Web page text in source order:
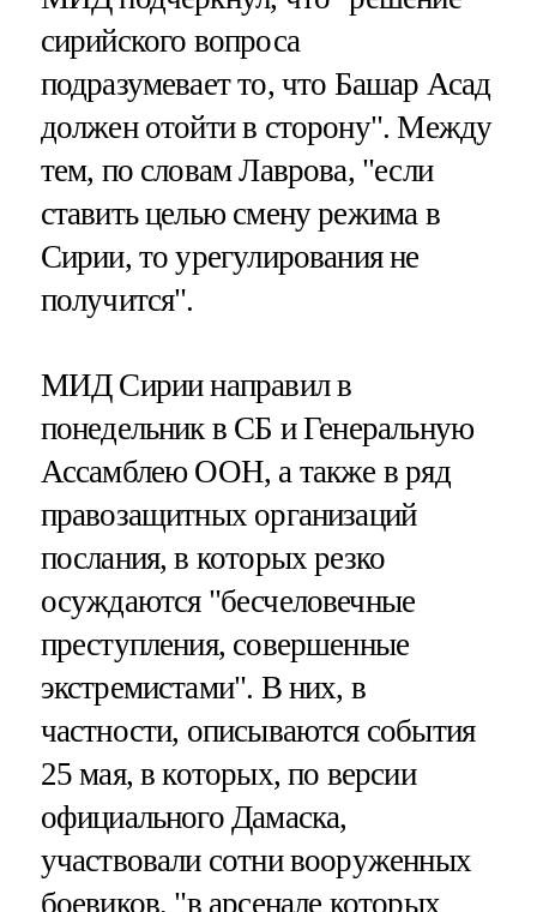
сирийского вопроса
подразумевает то, что Башар Асад
должен отойти в сторону". Между
тем, по словам Лаврова, "если
ставить целью смену режима в
Сирии, то урегулирования не
получится".
МИД Сирии направил в
понедельник в СБ и Генеральную
Ассамблею ООН, а также в ряд
правозащитных организаций
послания, в которых резко
осуждаются "бесчеловечные
преступления, совершенные
экстремистами". В них, в
частности, описываются события
25 мая, в которых, по версии
официального Дамаска,
участвовали сотни вооруженных
боевиков, "в арсенале которых